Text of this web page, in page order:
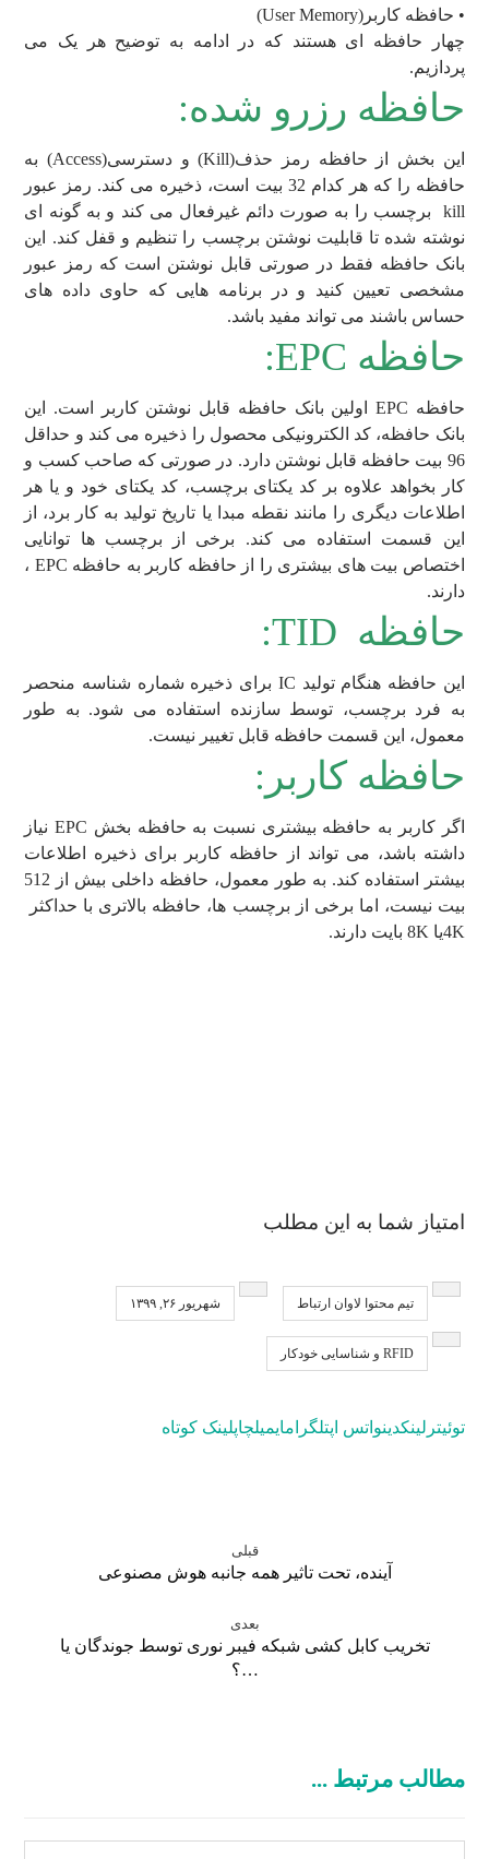
• حافظه کاربر(User Memory)
چهار حافظه ای هستند که در ادامه به توضیح هر یک می
پردازیم.
حافظه رزرو شده:
این بخش از حافظه رمز حذف(Kill) و دسترسی(Access) به
حافظه را که هر کدام 32 بیت است، ذخیره می کند. رمز عبور
kill برچسب را به صورت دائم غیرفعال می کند و به گونه ای
نوشته شده تا قابلیت نوشتن برچسب را تنظیم و قفل کند. این
بانک حافظه فقط در صورتی قابل نوشتن است که رمز عبور
مشخصی تعیین کنید و در برنامه هایی که حاوی داده های
حساس باشند می تواند مفید باشد.
حافظه EPC:
حافظه EPC اولین بانک حافظه قابل نوشتن کاربر است. این
بانک حافظه، کد الکترونیکی محصول را ذخیره می کند و حداقل
96 بیت حافظه قابل نوشتن دارد. در صورتی که صاحب کسب و
کار بخواهد علاوه بر کد یکتای برچسب، کد یکتای خود و یا هر
اطلاعات دیگری را مانند نقطه مبدا یا تاریخ تولید به کار برد، از
این قسمت استفاده می کند. برخی از برچسب ها توانایی
اختصاص بیت های بیشتری را از حافظه کاربر به حافظه EPC ،
دارند.
حافظه TID:
این حافظه هنگام تولید IC برای ذخیره شماره شناسه منحصر
به فرد برچسب، توسط سازنده استفاده می شود. به طور
معمول، این قسمت حافظه قابل تغییر نیست.
حافظه کاربر:
اگر کاربر به حافظه بیشتری نسبت به حافظه بخش EPC نیاز
داشته باشد، می تواند از حافظه کاربر برای ذخیره اطلاعات
بیشتر استفاده کند. به طور معمول، حافظه داخلی بیش از 512
بیت نیست، اما برخی از برچسب ها، حافظه بالاتری با حداکثر
4Kیا 8K بایت دارند.
امتیاز شما به این مطلب
تیم محتوا لاوان ارتباط شهریور ۲۶, ۱۳۹۹
RFID و شناسایی خودکار
توئیتر لینکدینواتس اپتلگرامایمیلچاپلینک کوتاه
قبلی
آینده، تحت تاثیر همه جانبه هوش مصنوعی
بعدی
تخریب کابل کشی شبکه فیبر نوری توسط جوندگان یا
…؟
مطالب مرتبط ...